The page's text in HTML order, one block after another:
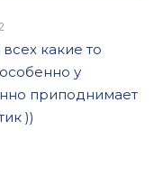
какие то
у
приподнимает
))